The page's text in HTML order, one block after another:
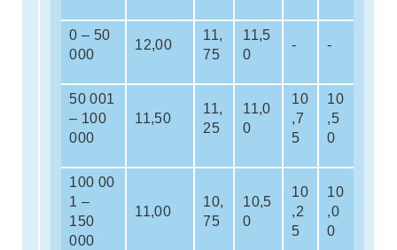
0 – 50
000
12,00
11,
75
11,5
0
- -
50 001
– 100
000
11,50
11,
25
11,0
0
10
,7
5
10
,5
0
100 00
1 –
150
000
11,00
10,
75
10,5
0
10
,2
5
10
,0
0